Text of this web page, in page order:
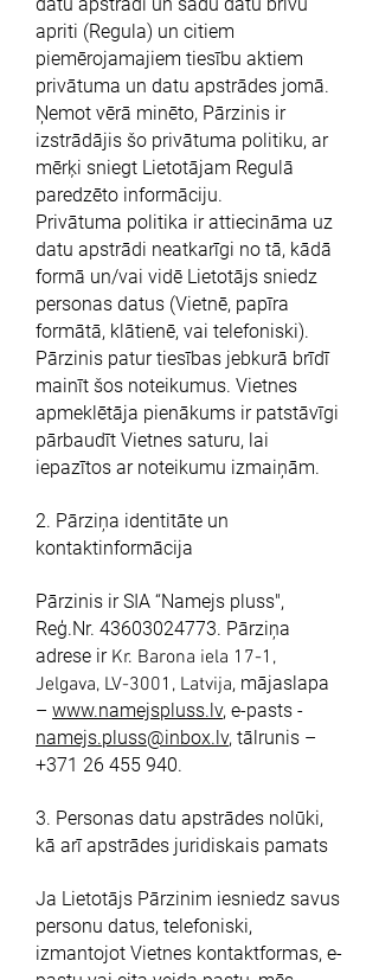
apriti (Regula) un citiem
piemērojamajiem tiesību aktiem
privātuma un datu apstrādes jomā.
Ņemot vērā minēto, Pārzinis ir
izstrādājis šo privātuma politiku, ar
mērķi sniegt Lietotājam Regulā
paredzēto informāciju.
Privātuma politika ir attiecināma uz
datu apstrādi neatkarīgi no tā, kādā
formā un/vai vidē Lietotājs sniedz
personas datus (Vietnē, papīra
formātā, klātienē, vai telefoniski).
Pārzinis patur tiesības jebkurā brīdī
mainīt šos noteikumus. Vietnes
apmeklētāja pienākums ir patstāvīgi
pārbaudīt Vietnes saturu, lai
iepazītos ar noteikumu izmaiņām.
2. Pārziņa identitāte un
kontaktinformācija
Pārzinis ir SIA “Namejs pluss",
Reģ.Nr. 43603024773. Pārziņa
adrese ir Kr. Barona iela 17-1,
Jelgava, LV-3001, Latvija, mājaslapa
– www.namejspluss.lv, e-pasts -
namejs.pluss@inbox.lv, tālrunis –
+371 26 455 940.
3. Personas datu apstrādes nolūki,
kā arī apstrādes juridiskais pamats
Ja Lietotājs Pārzinim iesniedz savus
personu datus, telefoniski,
izmantojot Vietnes kontaktformas, e-